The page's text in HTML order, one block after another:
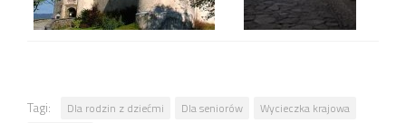
Tagi: Dla rodzin z dziećmi Dla seniorów
Wycieczka krajowa